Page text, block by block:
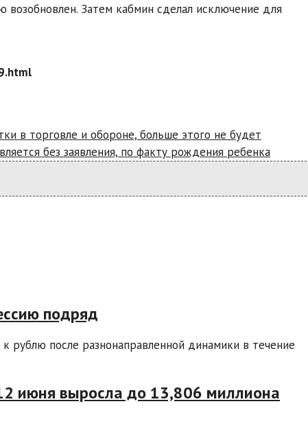
возобновлен. Затем кабмин сделал исключение для
в торговле и обороне, больше этого не будет
без заявления, по факту рождения ребенка
подряд
рублю после разнонаправленной динамики в течение
июня выросла до 13,806 миллиона